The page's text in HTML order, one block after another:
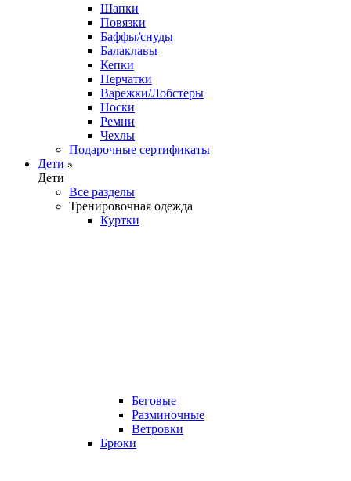
Шапки
Повязки
Баффы/снуды
Балаклавы
Кепки
Перчатки
Варежки/Лобстеры
Носки
Ремни
Чехлы
Подарочные сертификаты
Дети
Дети
Все разделы
Тренировочная одежда
Куртки
Беговые
Разминочные
Ветровки
Брюки